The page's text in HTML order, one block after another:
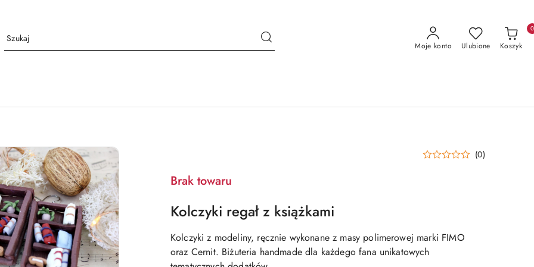
Moje konto Ulubione Koszyk
0
(0)
Brak towaru
Kolczyki regał z książkami
Kolczyki z modeliny, ręcznie wykonane z masy polimerowej marki FIMO
oraz Cernit. Biżuteria handmade dla każdego fana unikatowych